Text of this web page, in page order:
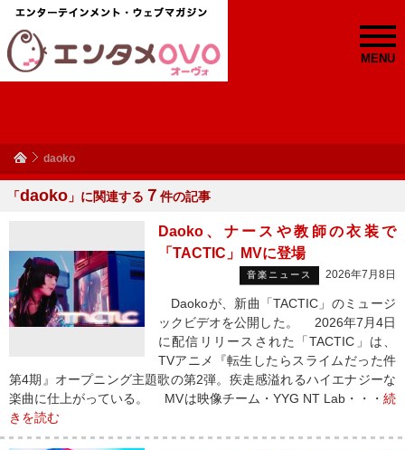
MENU
daoko
「daoko 」に関連する ７ 件の記事
Daoko、ナースや教師の衣装で
「TACTIC」MVに登場
音楽ニュース 2026年7月8日
Daokoが、新曲「TACTIC」のミュージ
ックビデオを公開した。 2026年7月4日
に配信リリースされた「TACTIC」は、
TVアニメ『転生したらスライムだった件
第4期』オープニング主題歌の第2弾。疾走感溢れるハイエナジーな
楽曲に仕上がっている。 MVは映像チーム・YYG NT Lab・・・ 続
きを読む